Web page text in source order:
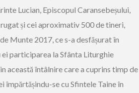
Lucian, Episcopul Caransebeșului,
și cei aproximativ 500 de tineri,
Munte 2017, ce s-a desfășurat în
participarea la Sfânta Liturghie
această întâlnire care a cuprins timp de
se cu Sfintele Taine în